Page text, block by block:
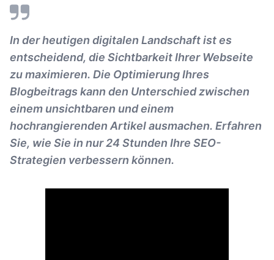
In der heutigen digitalen Landschaft ist es
entscheidend, die Sichtbarkeit Ihrer Webseite
zu maximieren. Die Optimierung Ihres
Blogbeitrags kann den Unterschied zwischen
einem unsichtbaren und einem
hochrangierenden Artikel ausmachen. Erfahren
Sie, wie Sie in nur 24 Stunden Ihre SEO-
Strategien verbessern können.